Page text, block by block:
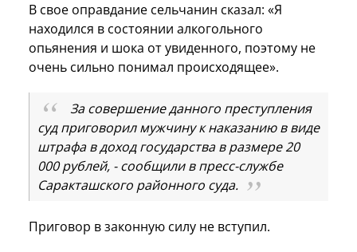
В свое оправдание сельчанин сказал: «Я
находился в состоянии алкогольного
опьянения и шока от увиденного, поэтому не
очень сильно понимал происходящее».
За совершение данного преступления
суд приговорил мужчину к наказанию в виде
штрафа в доход государства в размере 20
000 рублей, - сообщили в пресс-службе
Саракташского районного суда.
Приговор в законную силу не вступил.